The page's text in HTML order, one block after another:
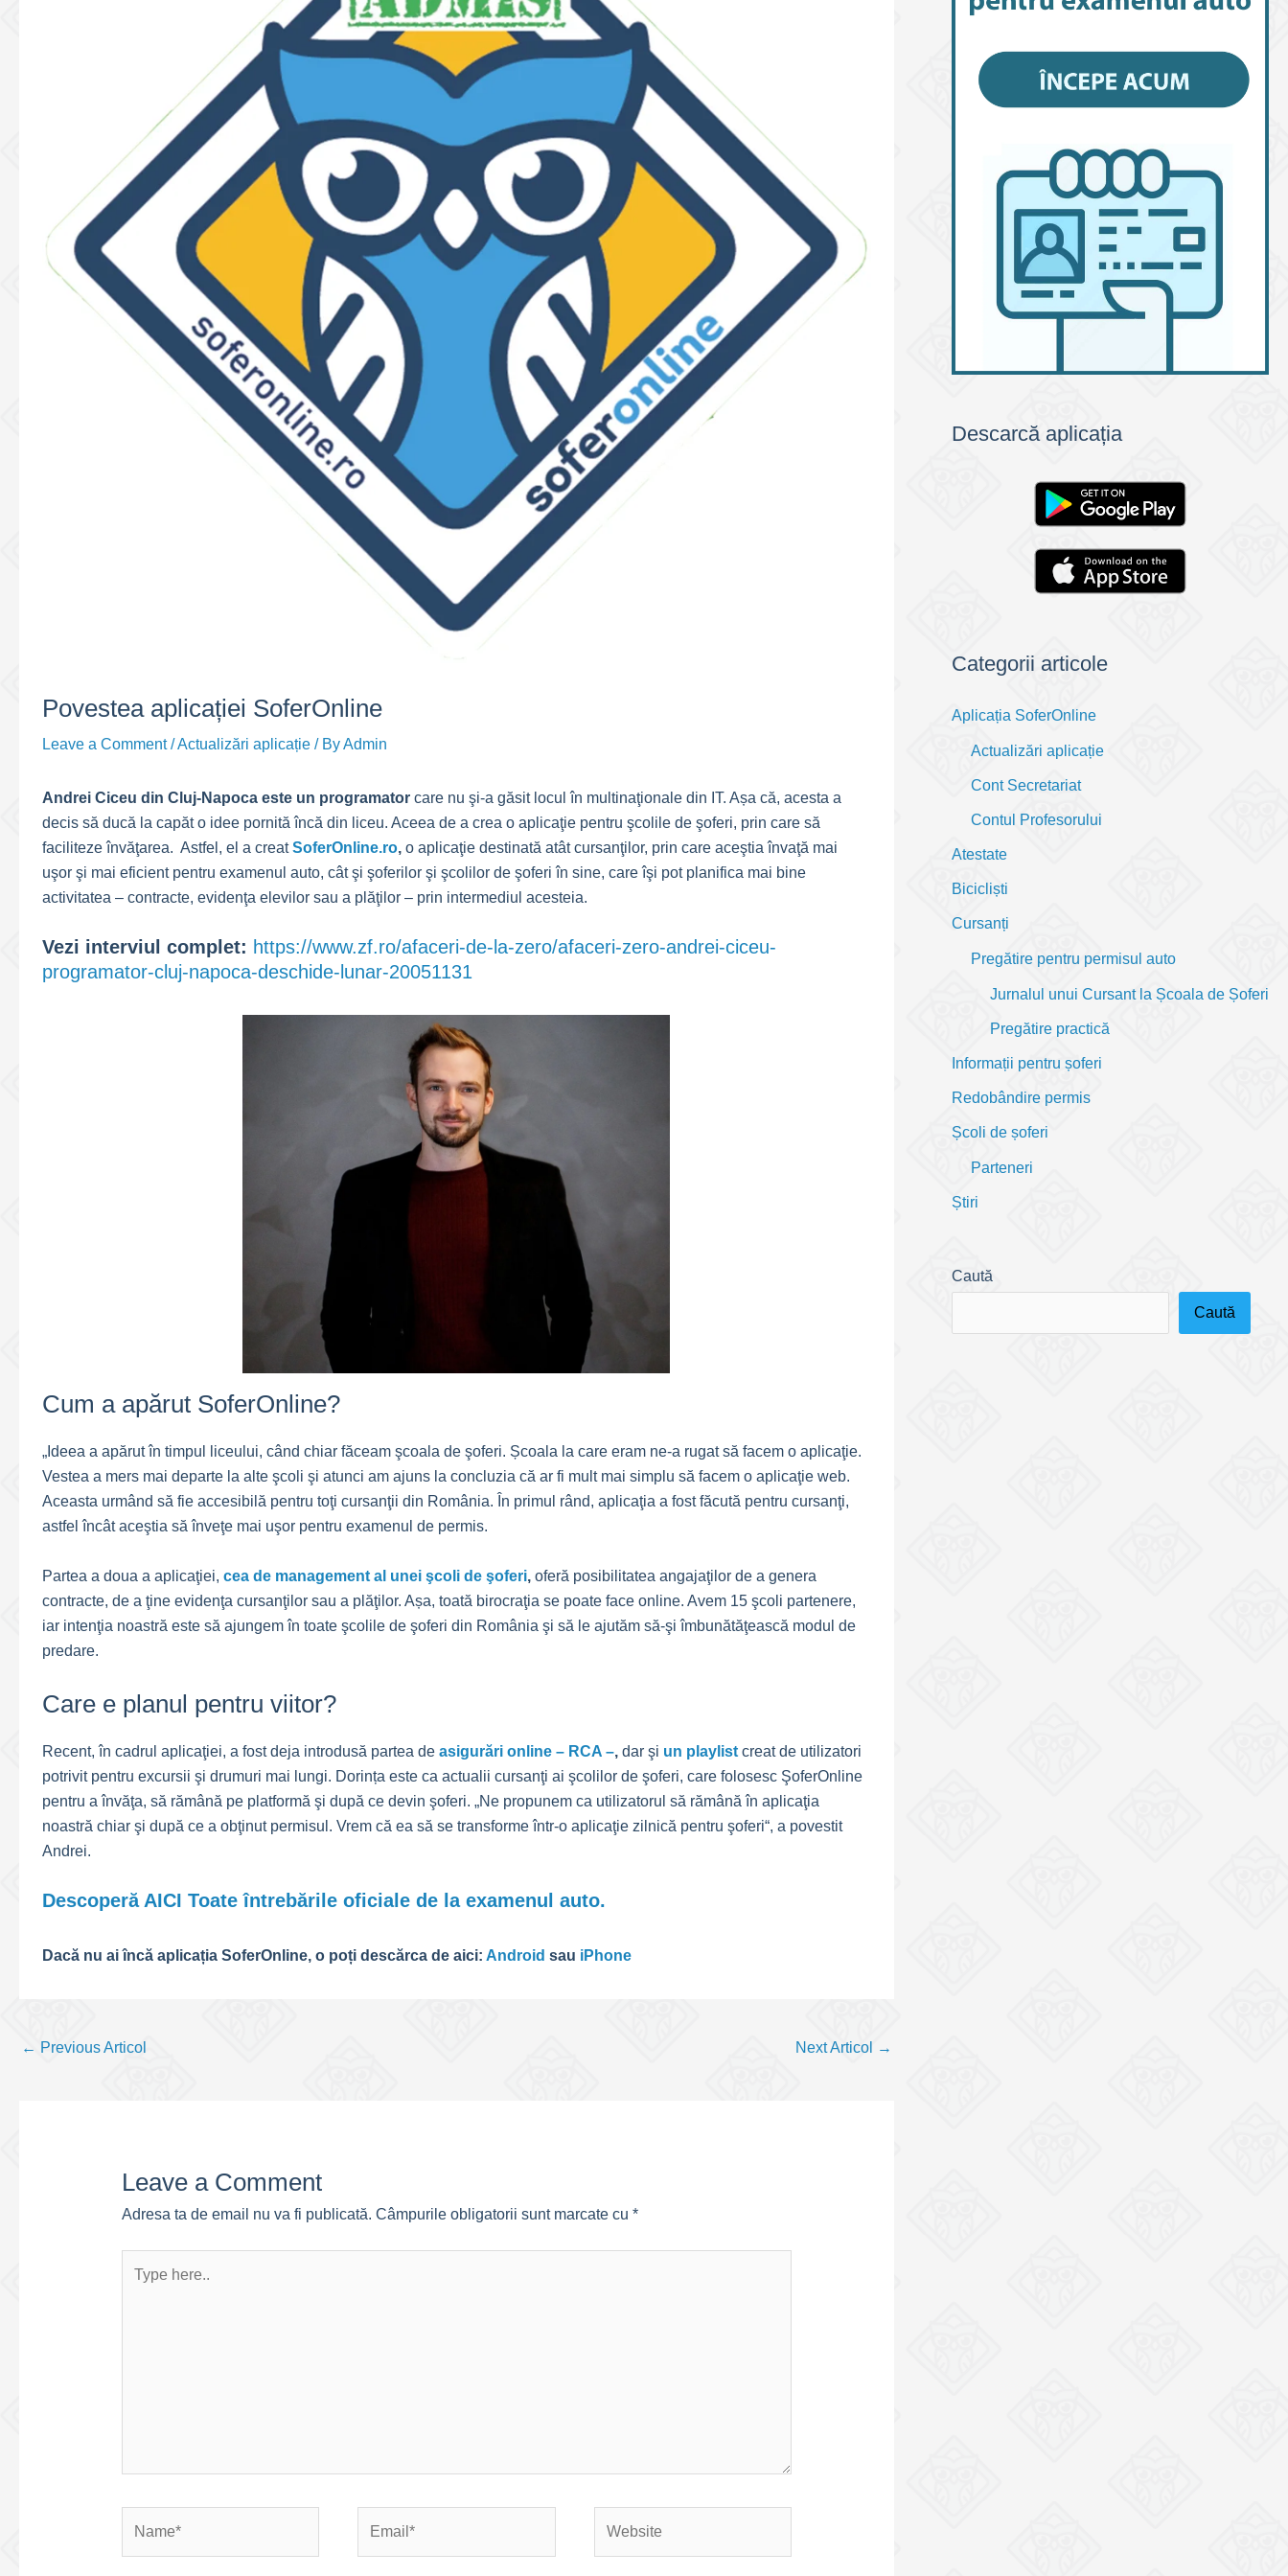
Povestea aplicației SoferOnline
Leave a Comment /Actualizări aplicație / ByAdmin
Andrei Ciceu din Cluj-Napoca este un programator care nu şi-a găsit locul în multinaţionale din IT. Așa că, acesta a
decis să ducă la capăt o idee pornită încă din liceu. Aceea de a crea o aplicaţie pentru şcolile de şoferi, prin care să
faciliteze învăţarea. Astfel, el a creatSoferOnline.ro, o aplicaţie destinată atât cursanţilor, prin care aceştia învaţă mai
uşor şi mai eficient pentru examenul auto, cât şi şoferilor şi şcolilor de şoferi în sine, care îşi pot planifica mai bine
activitatea – contracte, evidenţa elevilor sau a plăţilor – prin intermediul acesteia.
Vezi interviul complet: https://www.zf.ro/afaceri-de-la-zero/afaceri-zero-andrei-ciceu-
programator-cluj-napoca-deschide-lunar-20051131
Cum a apărut SoferOnline?
„Ideea a apărut în timpul liceului, când chiar făceam şcoala de şoferi. Școala la care eram ne-a rugat să facem o aplicaţie.
Vestea a mers mai departe la alte şcoli şi atunci am ajuns la concluzia că ar fi mult mai simplu să facem o aplicaţie web.
Aceasta urmând să fie accesibilă pentru toţi cursanţii din România. În primul rând, aplicaţia a fost făcută pentru cursanţi,
astfel încât aceştia să înveţe mai uşor pentru examenul de permis.
Partea a doua a aplicaţiei, cea de management al unei şcoli de şoferi, oferă posibilitatea angajaţilor de a genera
contracte, de a ţine evidenţa cursanţilor sau a plăţilor. Așa, toată birocraţia se poate face online. Avem 15 şcoli partenere,
iar intenţia noastră este să ajungem în toate şcolile de şoferi din România şi să le ajutăm să-şi îmbunătăţească modul de
predare.
Care e planul pentru viitor?
Recent, în cadrul aplicaţiei, a fost deja introdusă partea de asigurări online – RCA –, dar şi un playlist creat de utilizatori
potrivit pentru excursii şi drumuri mai lungi. Dorința este ca actualii cursanţi ai şcolilor de şoferi, care folosesc ŞoferOnline
pentru a învăţa, să rămână pe platformă şi după ce devin şoferi. „Ne propunem ca utilizatorul să rămână în aplicaţia
noastră chiar şi după ce a obţinut permisul. Vrem că ea să se transforme într-o aplicaţie zilnică pentru şoferi“, a povestit
Andrei.
Descoperă AICI Toate întrebările oficiale de la examenul auto.
Dacă nu ai încă aplicația SoferOnline, o poți descărca de aici: Android sau iPhone
Post
← Previous Articol Next Articol →
Leave a Comment
Adresa ta de email nu va fi publicată. Câmpurile obligatorii sunt marcate cu *
here..
Descarcă aplicația
Categorii articole
Aplicația SoferOnline
Actualizări aplicație
Cont Secretariat
Contul Profesorului
Atestate
Bicicliști
Cursanți
Pregătire pentru permisul auto
Jurnalul unui Cursant la Școala de Șoferi
Pregătire practică
Informații pentru șoferi
Redobândire permis
Școli de șoferi
Parteneri
Știri
Caută
Caută